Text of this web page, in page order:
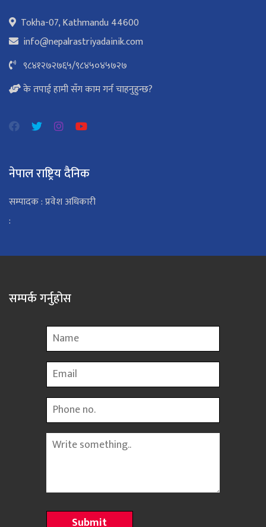
Tokha-07, Kathmandu 44600
info@nepalrastriyadainik.com
९८४१२७२७६५/९८४५०४५७२७
के तपाई हामी सँग काम गर्न चाहनुहुन्छ?
नेपाल राष्ट्रिय दैनिक
सम्पादक : प्रवेश अधिकारी
:
सम्पर्क गर्नुहोस
Name
Email
Phone
Message